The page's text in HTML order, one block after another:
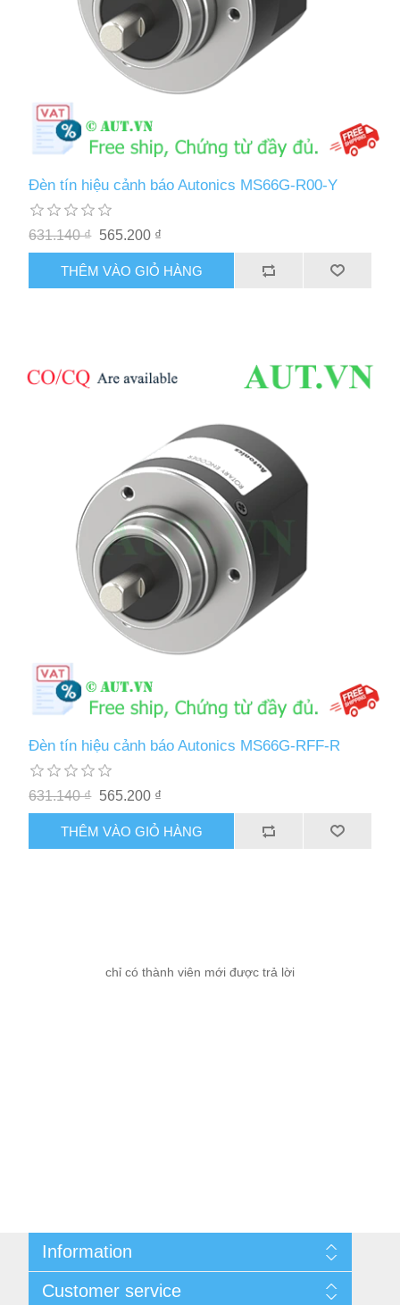
Đèn tín hiệu cảnh báo Autonics MS66G-R00-Y
631.140 ₫ 565.200 ₫
THÊM VÀO GIỎ HÀNG
Đèn tín hiệu cảnh báo Autonics MS66G-RFF-R
631.140 ₫ 565.200 ₫
THÊM VÀO GIỎ HÀNG
chỉ có thành viên mới được trả lời
Information
Thông tin liên hệ
Customer service